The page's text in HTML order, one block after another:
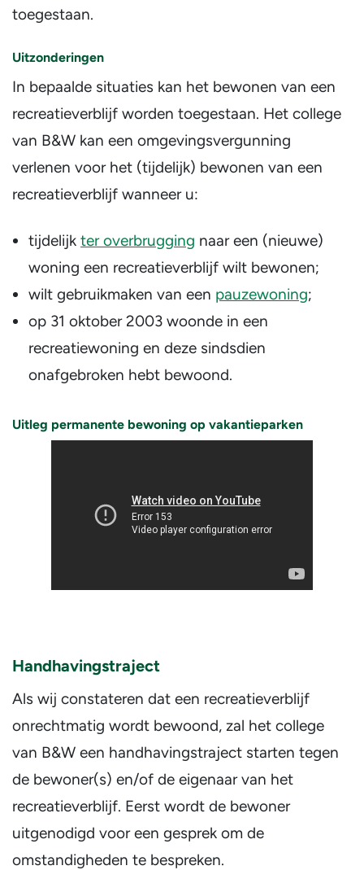
toegestaan.
Uitzonderingen
In bepaalde situaties kan het bewonen van een
recreatieverblijf worden toegestaan. Het college
van B&W kan een omgevingsvergunning
verlenen voor het (tijdelijk) bewonen van een
recreatieverblijf wanneer u:
tijdelijk ter overbrugging naar een (nieuwe)
woning een recreatieverblijf wilt bewonen;
wilt gebruikmaken van een pauzewoning;
op 31 oktober 2003 woonde in een
recreatiewoning en deze sindsdien
onafgebroken hebt bewoond.
Uitleg permanente bewoning op vakantieparken
Handhavingstraject
Als wij constateren dat een recreatieverblijf
onrechtmatig wordt bewoond, zal het college
van B&W een handhavingstraject starten tegen
de bewoner(s) en/of de eigenaar van het
recreatieverblijf. Eerst wordt de bewoner
uitgenodigd voor een gesprek om de
omstandigheden te bespreken.